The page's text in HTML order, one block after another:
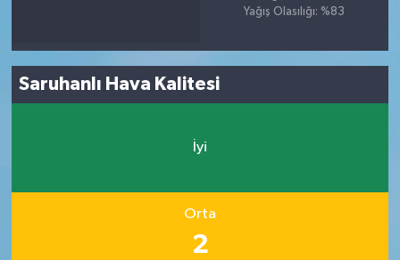
Yağış Olasılığı: %83
Saruhanlı Hava Kalitesi
İyi
Orta
2